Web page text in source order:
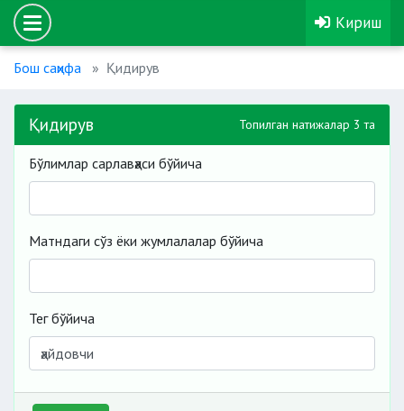
Кириш
Бош саҳифа Қидирув
Қидирув Топилган натижалар 3 та
Бўлимлар сарлавҳаси бўйича
Матндаги сўз ёки жумлалалар бўйича
Тег бўйича